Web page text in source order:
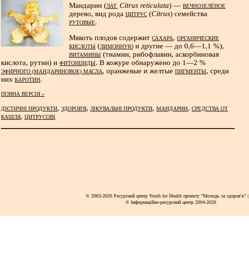
Мандарин (ЛАТ. Citrus reticulata) — ВЕЧНОЗЕЛЁНОЕ
дерево, вид рода ЦИТРУС (Citrus) семейства
РУТОВЫЕ.
Мякоть плодов содержит САХАРА, ОРГАНИЧЕСКИЕ
КИСЛОТЫ (ЛИМОННУЮ и другие — до 0,6—1,1 %),
ВИТАМИНЫ (тиамин, рибофлавин, аскорбиновая
кислота, рутин) и ФИТОНЦИДЫ. В кожуре обнаружено до 1—2 %
ЭФИРНОГО (МАНДАРИНОВОЕ) МАСЛА, оранжевые и желтые ПИГМЕНТЫ, среди
них КАРОТИН.
ПОВНА ВЕРСІЯ »
ДІЄТИЧНІ ПРОДУКТИ, ЗДОРОВ'Я, ЛІКУВАЛЬНІ ПРОДУКТИ, МАНДАРИН, СРЕДСТВА ОТ
КАШЛЯ, ЦИТРУСОВІ
© 2003-2026 Ресурсний центр Youth for Health проекту "Молодь за здоров'я" |
© Інформаційно-ресурсний центр 2004-2026